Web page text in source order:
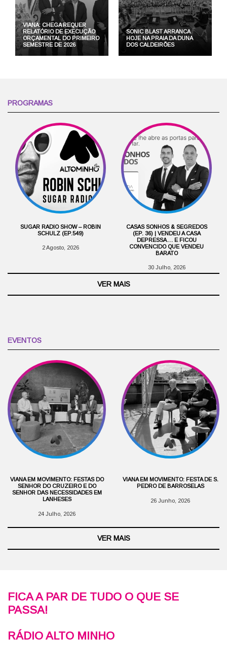
VIANA: CHEGA REQUER
RELATÓRIO DE EXECUÇÃO
ORÇAMENTAL DO PRIMEIRO
SEMESTRE DE 2026
SONIC BLAST ARRANCA
HOJE NA PRAIA DA DUNA
DOS CALDEIRÕES
PROGRAMAS
SUGAR RADIO SHOW – ROBIN
SCHULZ (EP.549)
2 Agosto, 2026
CASAS SONHOS & SEGREDOS
(EP. 36) | VENDEU A CASA
DEPRESSA… E FICOU
CONVENCIDO QUE VENDEU
BARATO
30 Julho, 2026
VER MAIS
EVENTOS
VIANA EM MOVIMENTO: FESTAS DO
SENHOR DO CRUZEIRO E DO
SENHOR DAS NECESSIDADES EM
LANHESES
24 Julho, 2026
VIANA EM MOVIMENTO: FESTA DE S.
PEDRO DE BARROSELAS
26 Junho, 2026
VER MAIS
FICA A PAR DE TUDO O QUE SE
PASSA!
RÁDIO ALTO MINHO